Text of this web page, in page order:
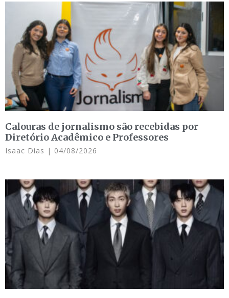
Calouras de jornalismo são recebidas por
Diretório Acadêmico e Professores
Isaac Dias 04/08/2026